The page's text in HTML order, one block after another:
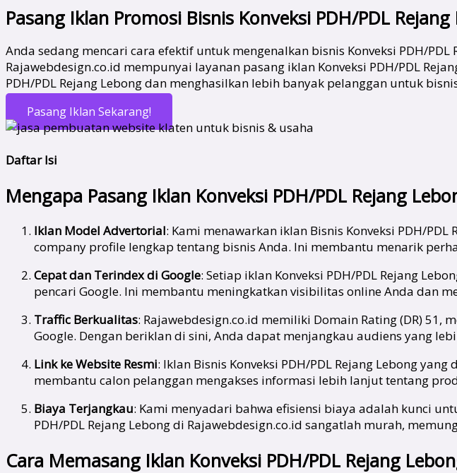
Pasang Iklan Promosi Bisnis Konveksi PDH/PDL
Anda sedang mencari cara efektif untuk mengenalkan bisnis Konveksi PDH/
Rajawebdesign.co.id mempunyai layanan pasang iklan Konveksi PDH/PDL
PDH/PDL Rejang Lebong dan menghasilkan lebih banyak pelanggan untuk
Pasang Iklan Sekarang!
Daftar Isi
Mengapa Pasang Iklan Konveksi PDH/PDL Rejang
Iklan Model Advertorial: Kami menawarkan iklan Bisnis Konveksi PDH/
company profile lengkap tentang bisnis Anda. Ini membantu menarik
Cepat dan Terindex di Google: Setiap iklan Konveksi PDH/PDL Rejang
pencari Google. Ini membantu meningkatkan visibilitas online Anda dan
Traffic Berkualitas: Rajawebdesign.co.id memiliki Domain Rating (DR)
Google. Dengan beriklan di sini, Anda dapat menjangkau audiens yang
Link ke Website Resmi: Iklan Bisnis Konveksi PDH/PDL Rejang Lebong
membantu calon pelanggan mengakses informasi lebih lanjut tentang
Biaya Terjangkau: Kami menyadari bahwa efisiensi biaya adalah kunci
PDH/PDL Rejang Lebong di Rajawebdesign.co.id sangatlah murah,
Cara Memasang Iklan Konveksi PDH/PDL Rejang